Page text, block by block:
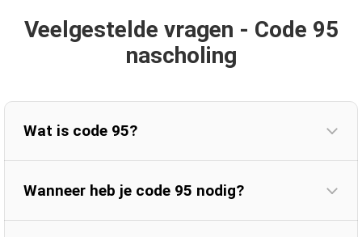
Veelgestelde vragen - Code 95
nascholing
Wat is code 95?
Wanneer heb je code 95 nodig?